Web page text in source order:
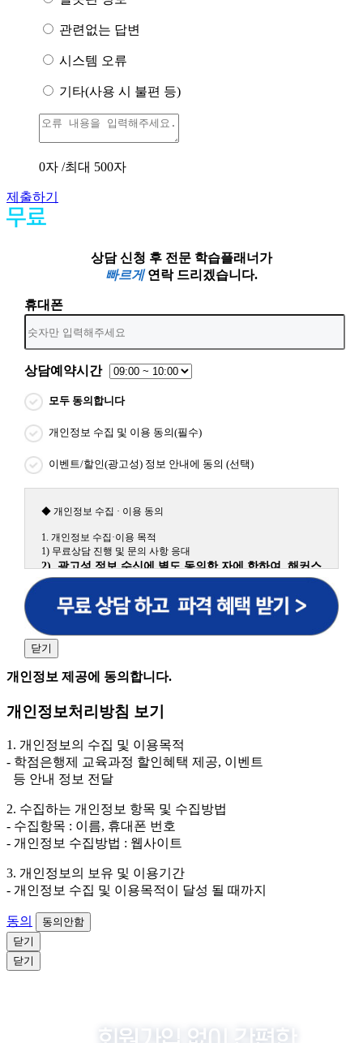
관련없는 답변
시스템 오류
기타(사용 시 불편 등)
0자 /최대 500자
제출하기
상담 신청 후 전문 학습플래너가
빠르게연락 드리겠습니다.
휴대폰
상담예약시간
모두 동의합니다
개인정보 수집 및 이용 동의(필수)
이벤트/할인(광고성) 정보 안내에 동의 (선택)
◆ 개인정보 수집 · 이용 동의
1. 개인정보 수집·이용 목적
1) 무료상담 진행 및 문의 사항 응대
2) 광고성 정보 수신에 별도 동의한 자에 한하여 해커스
원격평생교육원을 비롯한 해커스 교육그룹의 새로운 서
비스 신상품이나 이벤트, 최신 정보 안내 등 신청자의 취
향에 맞는 최적의 서비스를 제공하기 위함.
어, 해커스일본어, 해커스잡, 해커스금융, 해커스임용, 해커스공무
원, 해커스경찰, 해커스소방, 해커스공인중개사, 해커스주택관리
사, 해커스편입 등)
3. 개인정보 보유/이용 기간: 법령상 정하는 경우를 제
외하고는 회원탈퇴 시까지 이용 및 보관합니다. 단, 비회
원이거나 상담 시로부터 3년 이내 탈퇴하는 자의 경우,
소비자 불만 또는 분쟁처리를 위해 3년간 보관합니다.
의 경우에는 상담 신청이 제한됩니다.
닫기
개인정보 제공에 동의합니다.
개인정보처리방침 보기
1. 개인정보의 수집 및 이용목적
- 학점은행제 교육과정 할인혜택 제공, 이벤트
등 안내 정보 전달
2. 수집하는 개인정보 항목 및 수집방법
- 수집항목 : 이름, 휴대폰 번호
- 개인정보 수집방법 : 웹사이트
3. 개인정보의 보유 및 이용기간
- 개인정보 수집 및 이용목적이 달성 될 때까지
동의
동의안함
닫기
닫기